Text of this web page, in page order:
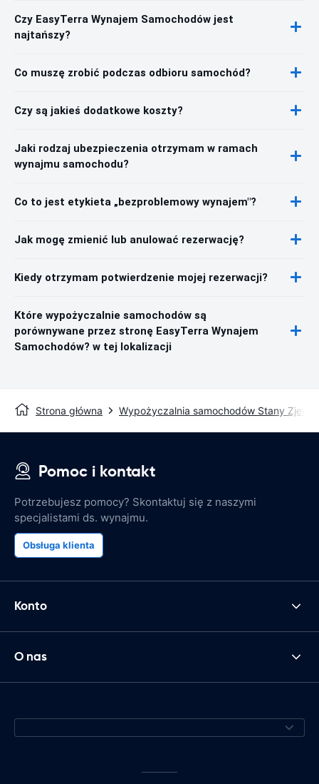
Czy EasyTerra Wynajem Samochodów jest
najtańszy?
Co muszę zrobić podczas odbioru samochód?
Czy są jakieś dodatkowe koszty?
Jaki rodzaj ubezpieczenia otrzymam w ramach
wynajmu samochodu?
Co to jest etykieta „bezproblemowy wynajem"?
Jak mogę zmienić lub anulować rezerwację?
Kiedy otrzymam potwierdzenie mojej rezerwacji?
Które wypożyczalnie samochodów są
porównywane przez stronę EasyTerra Wynajem
Samochodów? w tej lokalizacji
Strona główna Wypożyczalnia samochodów Stany
Pomoc i kontakt
Potrzebujesz pomocy? Skontaktuj się z naszymi
specjalistami ds. wynajmu.
Obsługa klienta
Konto
O nas